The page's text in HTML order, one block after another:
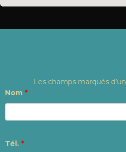
Les champs marqués d’un
Nom *
Tél. *